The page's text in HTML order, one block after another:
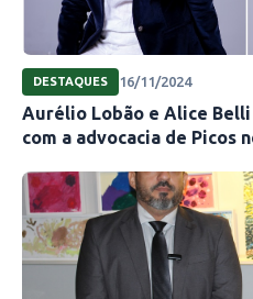
DESTAQUES 16/11/2024
Aurélio Lobão e Alice
com a advocacia de Picos